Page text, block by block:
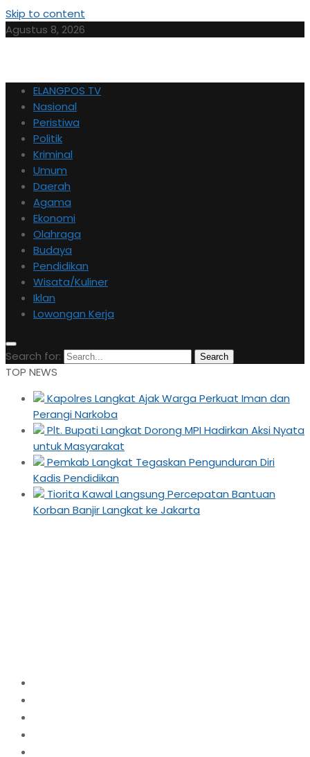
Skip to content
Agustus 8, 2026
ELANGPOS TV
Nasional
Peristiwa
Politik
Kriminal
Umum
Daerah
Agama
Ekonomi
Olahraga
Budaya
Pendidikan
Wisata/Kuliner
Iklan
Lowongan Kerja
Search for: Search
TOP NEWS
Kapolres Langkat Ajak Warga Perkuat Iman dan
Perangi Narkoba
Plt. Bupati Langkat Dorong MPI Hadirkan Aksi Nyata
untuk Masyarakat
Pemkab Langkat Tegaskan Pengunduran Diri
Kadis Pendidikan
Tiorita Kawal Langsung Percepatan Bantuan
Korban Banjir Langkat ke Jakarta